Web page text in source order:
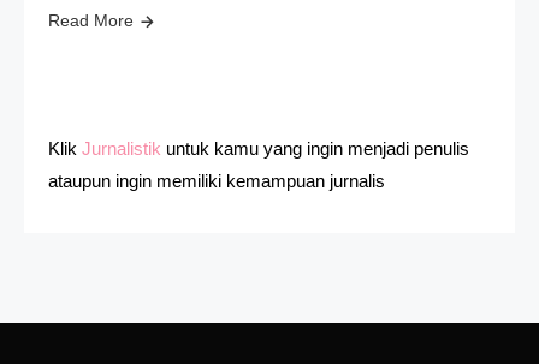
Read More
Klik Jurnalistik untuk kamu yang ingin menjadi penulis
ataupun ingin memiliki kemampuan jurnalis